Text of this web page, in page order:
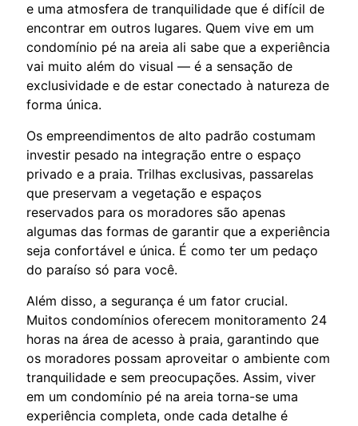
e uma atmosfera de tranquilidade que é difícil de
encontrar em outros lugares. Quem vive em um
condomínio pé na areia ali sabe que a experiência
vai muito além do visual — é a sensação de
exclusividade e de estar conectado à natureza de
forma única.
Os empreendimentos de alto padrão costumam
investir pesado na integração entre o espaço
privado e a praia. Trilhas exclusivas, passarelas
que preservam a vegetação e espaços
reservados para os moradores são apenas
algumas das formas de garantir que a experiência
seja confortável e única. É como ter um pedaço
do paraíso só para você.
Além disso, a segurança é um fator crucial.
Muitos condomínios oferecem monitoramento 24
horas na área de acesso à praia, garantindo que
os moradores possam aproveitar o ambiente com
tranquilidade e sem preocupações. Assim, viver
em um condomínio pé na areia torna-se uma
experiência completa, onde cada detalhe é